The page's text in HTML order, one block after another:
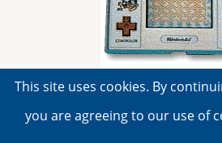
Título:
Categoría:Multi Screen
Fecha de lanzamiento:Enero de
This site uses cookies. By
you are agreeing to our use of